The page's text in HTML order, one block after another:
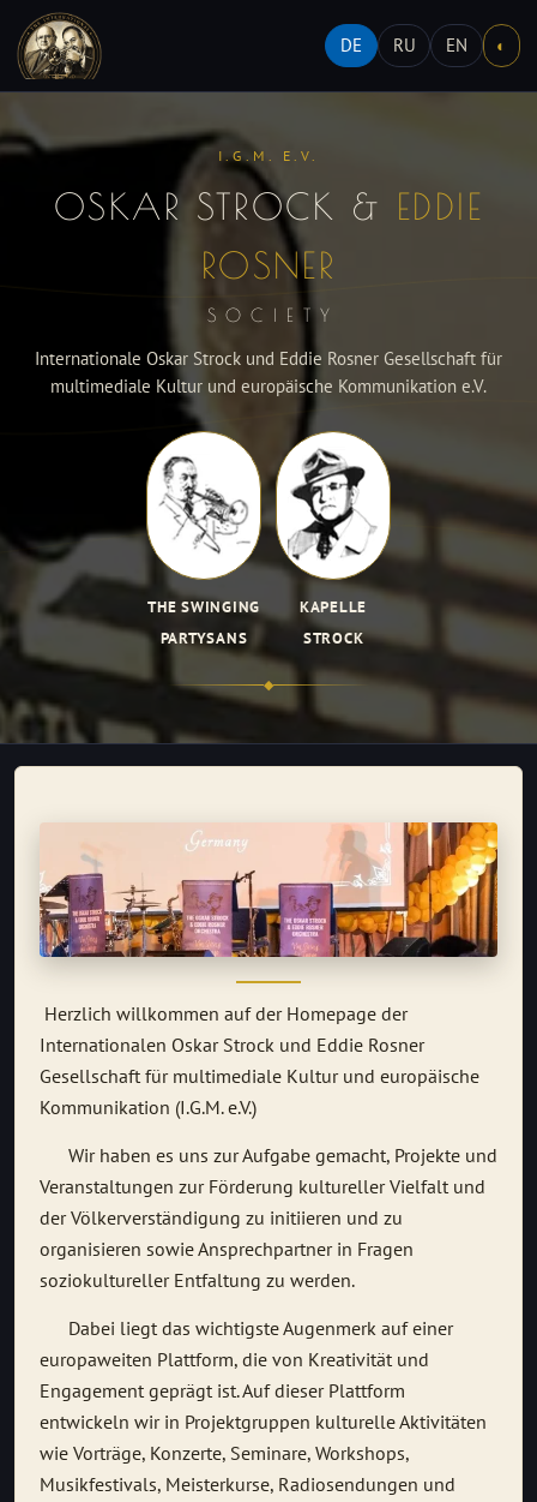
DE RU EN ◐
I.G.M. E.V.
OSKAR STROCK & EDDIE
ROSNER
SOCIETY
Internationale Oskar Strock und Eddie Rosner Gesellschaft für
multimediale Kultur und europäische Kommunikation e.V.
THE SWINGING
PARTYSANS
KAPELLE
STROCK
◆
Herzlich willkommen auf der Homepage der
Internationalen Oskar Strock und Eddie Rosner
Gesellschaft für multimediale Kultur und europäische
Kommunikation (I.G.M. e.V.)
Wir haben es uns zur Aufgabe gemacht, Projekte und
Veranstaltungen zur Förderung kultureller Vielfalt und
der Völkerverständigung zu initiieren und zu
organisieren sowie Ansprechpartner in Fragen
soziokultureller Entfaltung zu werden.
Dabei liegt das wichtigste Augenmerk auf einer
europaweiten Plattform, die von Kreativität und
Engagement geprägt ist. Auf dieser Plattform
entwickeln wir in Projektgruppen kulturelle Aktivitäten
wie Vorträge, Konzerte, Seminare, Workshops,
Musikfestivals, Meisterkurse, Radiosendungen und